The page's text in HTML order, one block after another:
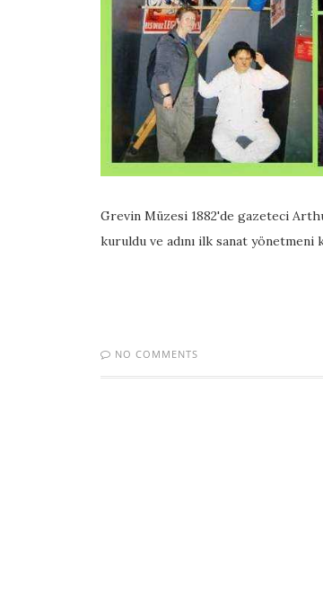
Grevin Müzesi 1882'de gazeteci
kuruldu ve adını ilk sanat
NO COMMENTS